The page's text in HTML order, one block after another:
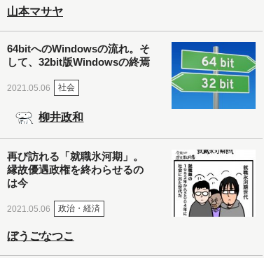
山本マサヤ
64bitへのWindowsの流れ。そ
して、32bit版Windowsの終焉
2021.05.06 社会
柳井政和
再び訪れる「就職氷河期」。
縁故優遇政権を終わらせるの
は今
2021.05.06 政治・経済
ぼうごなつこ